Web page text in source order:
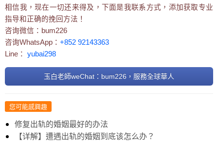
相信我，现在一切还来得及，下面是我联系方式，添加获取专业
指导和正确的挽回方法！
咨询微信：bum226
咨询WhatsApp： +852 92143363
Line： yubai298
玉白老師weChat：bum226，服務全球華人
您可能感興趣
修复出轨的婚姻最好的办法
【详解】遭遇出轨的婚姻到底该怎么办？